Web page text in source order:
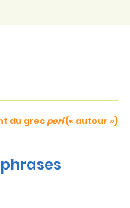
du grecperi(« autour »)